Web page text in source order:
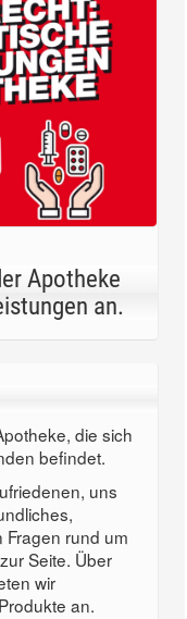
Apotheke
an.
die sich
befindet.
uns
Fragen rund um
Seite. Über
wir
an.